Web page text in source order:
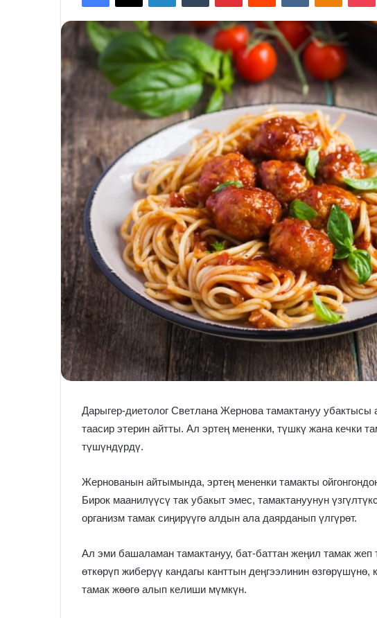
Дарыгер-диетолог Светлана Жернова тамактануу
таасир этерин айтты. Ал эртең мененки, түшкү жана кечки
түшүндүрдү.
Жернованын айтымында, эртең мененки тамакты
Бирок маанилүүсү так убакыт эмес, тамактануунун
организм тамак сиңирүүгө алдын ала даярданып үлгүрөт.
Ал эми башаламан тамактануу, бат-баттан жеңил тамак жеп
өткөрүп жиберүү кандагы канттын деңгээлинин
тамак жөөгө алып келиши мүмкүн.